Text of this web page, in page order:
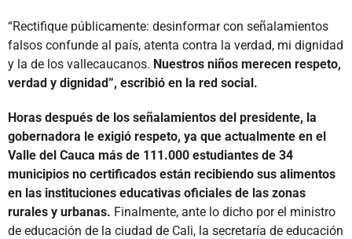
“Rectifique públicamente: desinformar con señalamientos
falsos confunde al país, atenta contra la verdad, mi dignidad
y la de los vallecaucanos. Nuestros niños merecen respeto,
verdad y dignidad”, escribió en la red social.
Horas después de los señalamientos del presidente, la
gobernadora le exigió respeto, ya que actualmente en el
Valle del Cauca más de 111.000 estudiantes de 34
municipios no certificados están recibiendo sus alimentos
en las instituciones educativas oficiales de las zonas
rurales y urbanas. Finalmente, ante lo dicho por el ministro
de educación de la ciudad de Cali, la secretaría de educación